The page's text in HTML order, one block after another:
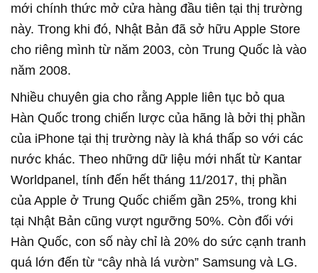
mới chính thức mở cửa hàng đầu tiên tại thị trường
này. Trong khi đó, Nhật Bản đã sở hữu Apple Store
cho riêng mình từ năm 2003, còn Trung Quốc là vào
năm 2008.
Nhiều chuyên gia cho rằng Apple liên tục bỏ qua
Hàn Quốc trong chiến lược của hãng là bởi thị phần
của iPhone tại thị trường này là khá thấp so với các
nước khác. Theo những dữ liệu mới nhất từ Kantar
Worldpanel, tính đến hết tháng 11/2017, thị phần
của Apple ở Trung Quốc chiếm gần 25%, trong khi
tại Nhật Bản cũng vượt ngưỡng 50%. Còn đối với
Hàn Quốc, con số này chỉ là 20% do sức cạnh tranh
quá lớn đến từ “cây nhà lá vườn” Samsung và LG.